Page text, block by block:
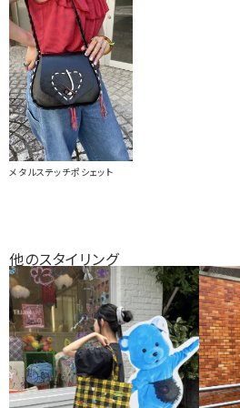
メタルステッチポシェット
他のスタイリング